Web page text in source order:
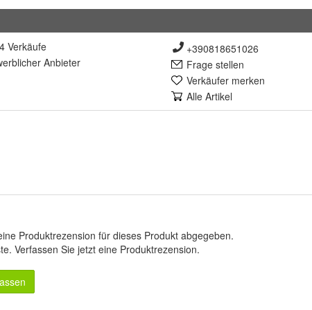
Verkäufe
er Anbieter
+390818651026
Frage stellen
Verkäufer merken
Alle Artikel
Produktrezension für dieses Produkt abgegeben.
Verfassen Sie jetzt eine Produktrezension.